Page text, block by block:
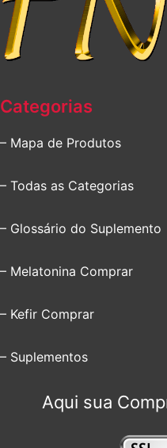
Categorias
– Mapa de Produtos
– Todas as Categorias
– Glossário do Suplemento
– Melatonina Comprar
– Kefir Comprar
– Suplementos
Aqui sua